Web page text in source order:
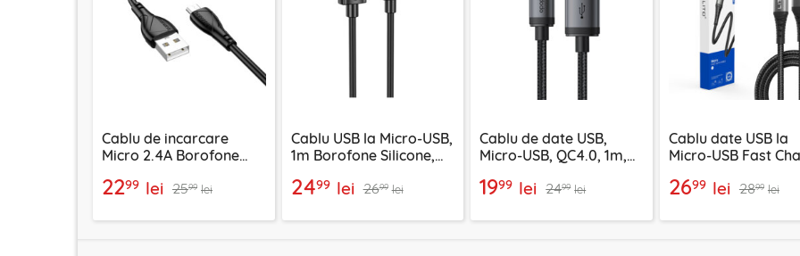
Cablu de incarcare
Micro 2.4A Borofone
2299 lei 2599 lei
Cablu USB la Micro-USB,
1m Borofone Silicone,
2499 lei 2699 lei
Cablu de date USB,
Micro-USB, QC4.0, 1m,
1999 lei 2499 lei
Cablu date USB la
Micro-USB Fast
2699 lei 2899 lei